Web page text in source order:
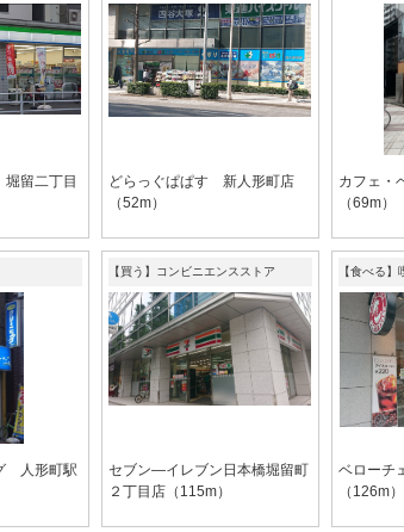
留二丁目
どらっぐぱぱす 新人形町店
（52m）
カフェ・
（69m）
人形町駅
【買う】コンビニエンスストア
セブン―イレブン日本橋堀留町
２丁目店（115m）
【食べる】
ベローチ
（126m）